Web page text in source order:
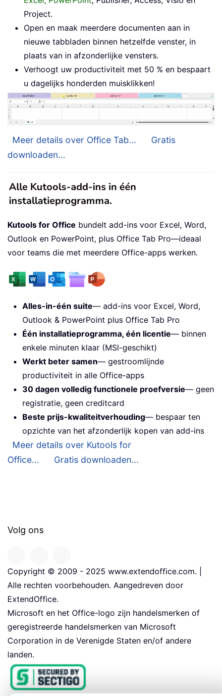
Project.
Open en maak meerdere documenten aan in
nieuwe tabbladen binnen hetzelfde venster, in
plaats van in afzonderlijke vensters.
Verhoogt uw productiviteit met 50 % en bespaart
u dagelijks honderden muisklikken!
Meer details over Office Tab...
Gratis
downloaden...
Alle Kutools-add-ins in één
installatieprogramma.
Kutools for Office bundelt add-ins voor Excel, Word,
Outlook en PowerPoint, plus Office Tab Pro—ideaal
voor teams die met meerdere Office-apps werken.
Alles-in-één suite— add-ins voor Excel, Word,
Outlook & PowerPoint plus Office Tab Pro
Één installatieprogramma, één licentie— binnen
enkele minuten klaar (MSI-geschikt)
Werkt beter samen— gestroomlijnde
productiviteit in alle Office-apps
30 dagen volledig functionele proefversie— geen
registratie, geen creditcard
Beste prijs-kwaliteitverhouding— bespaar ten
opzichte van het afzonderlijk kopen van add-ins
Meer details over Kutools for
Office...
Gratis downloaden...
Volg ons
Copyright © 2009 - 2025 www.extendoffice.com. |
Alle rechten voorbehouden. Aangedreven door
ExtendOffice.
Microsoft en het Office-logo zijn handelsmerken of
geregistreerde handelsmerken van Microsoft
Corporation in de Verenigde Staten en/of andere
landen.